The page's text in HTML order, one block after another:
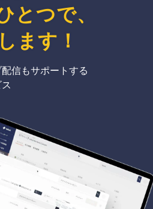
とつで、
します ！
信もサポートする